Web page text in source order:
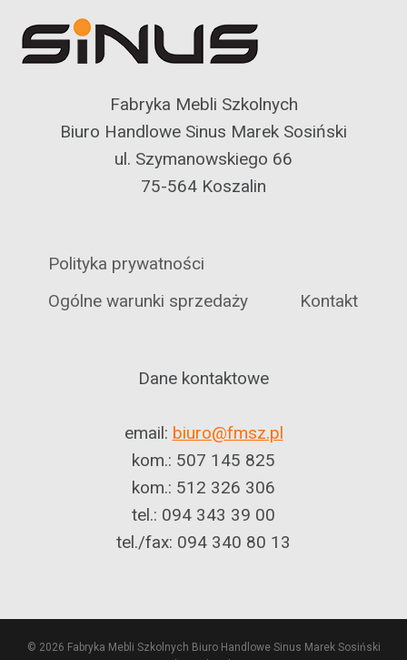
Fabryka Mebli Szkolnych
Biuro Handlowe Sinus Marek Sosiński
ul. Szymanowskiego 66
75-564 Koszalin
Polityka prywatności
Ogólne warunki sprzedaży
Kontakt
Dane kontaktowe
email: biuro@fmsz.pl
kom.: 507 145 825
kom.: 512 326 306
tel.: 094 343 39 00
tel./fax: 094 340 80 13
© 2026 Fabryka Mebli Szkolnych Biuro Handlowe Sinus Marek Sosiński